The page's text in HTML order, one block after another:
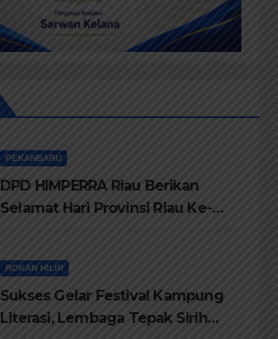
PEKANBARU
DPD HIMPERRA Riau Berikan
Selamat Hari Provinsi Riau Ke-
ROKAN HILIR
Sukses Gelar Festival Kampung
Literasi, Lembaga Tepak Sirih